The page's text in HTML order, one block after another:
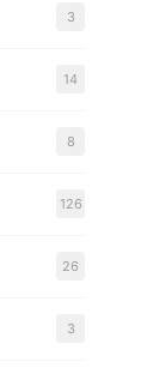
3
14
8
126
26
3